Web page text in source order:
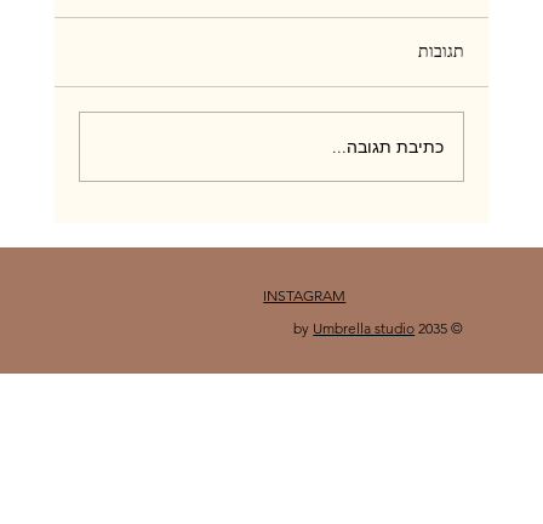
תגובות
כתיבת תגובה...
INSTAGRAM
© 2035 by
Umbrella studio